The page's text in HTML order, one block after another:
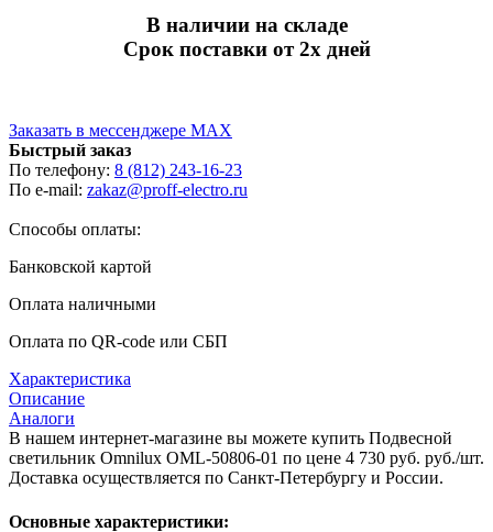
В наличии на складе
Срок поставки от 2х дней
Заказать в мессенджере MAX
Быстрый заказ
По телефону: 8 (812) 243-16-23
По e-mail: zakaz@proff-electro.ru
Способы оплаты:
Банковской картой
Оплата наличными
Оплата по QR-code или СБП
Характеристика
Описание
Аналоги
В нашем интернет-магазине вы можете купить Подвесной
светильник Omnilux OML-50806-01 по цене 4 730 руб. руб./шт.
Доставка осуществляется по Санкт-Петербургу и России.
Основные характеристики: